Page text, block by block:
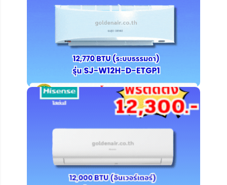
คลิ๊ก ดูรายละเอียดเพิ่มเติม
คลิ๊ก ดูรายละเอียดเพิ่มเติม